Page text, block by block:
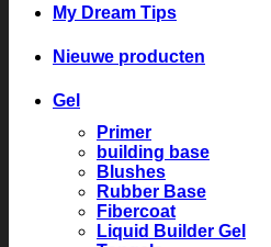
My Dream Tips
Nieuwe producten
Gel
Primer
building base
Blushes
Rubber Base
Fibercoat
Liquid Builder Gel